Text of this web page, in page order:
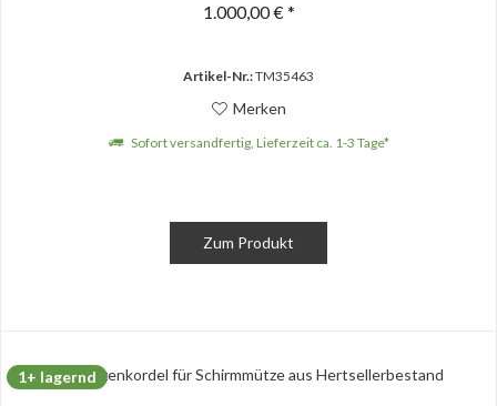
1.000,00 € *
Artikel-Nr.:TM35463
Merken
Sofort versandfertig, Lieferzeit ca. 1-3 Tage*
Zum Produkt
1+ lagernd